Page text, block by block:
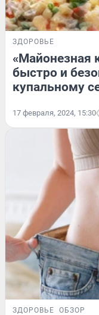
ЗДОРОВЬЕ
«Майонезная
быстро и
купальному
17 февраля, 2024, 15:30
ЗДОРОВЬЕ ОБЗОР